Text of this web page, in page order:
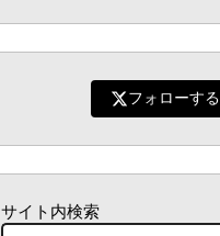
フォローする
サイト内検索